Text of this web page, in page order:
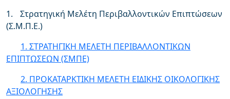
1.
Στρατηγική Μελέτη Περιβαλλοντικών Επιπτώσεων
(Σ.Μ.Π.Ε.)
1. ΣΤΡΑΤΗΓΙΚΗ ΜΕΛΕΤΗ ΠΕΡΙΒΑΛΛΟΝΤΙΚΩΝ
ΕΠΙΠΤΩΣΕΩΝ (ΣΜΠΕ)
2. ΠΡΟΚΑΤΑΡΚΤΙΚΗ ΜΕΛΕΤΗ ΕΙΔΙΚΗΣ ΟΙΚΟΛΟΓΙΚΗΣ
ΑΞΙΟΛΟΓΗΣΗΣ